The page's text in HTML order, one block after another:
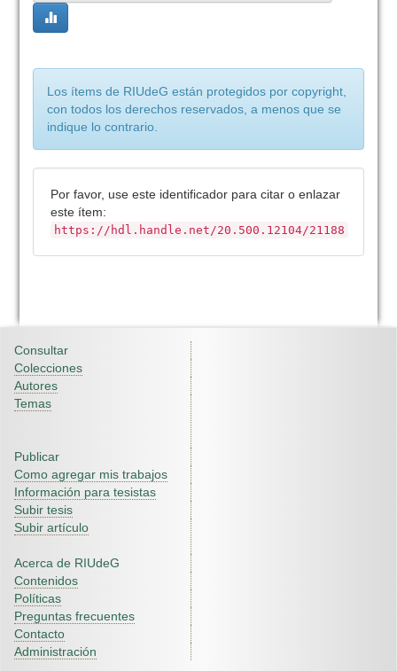
Los ítems de RIUdeG están protegidos por copyright,
con todos los derechos reservados, a menos que se
indique lo contrario.
Por favor, use este identificador para citar o enlazar
este ítem:
https://hdl.handle.net/20.500.12104/21188
Consultar
Colecciones
Autores
Temas
Publicar
Como agregar mis trabajos
Información para tesistas
Subir tesis
Subir artículo
Acerca de RIUdeG
Contenidos
Políticas
Preguntas frecuentes
Contacto
Administración